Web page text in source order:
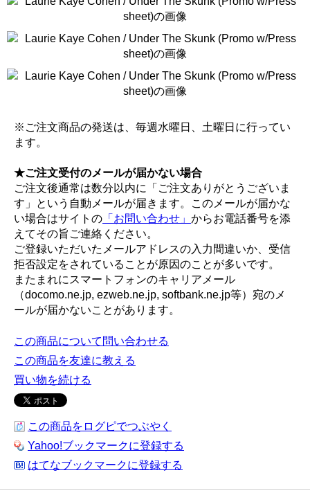
※ご注文商品の発送は、毎週水曜日、土曜日に行ってい
ます。
★ご注文受付のメールが届かない場合
ご注文後通常は数分以内に「ご注文ありがとうございま
す」という自動メールが届きます。このメールが届かな
い場合はサイトの 「お問い合わせ」 からお電話番号を添
えてその旨ご連絡ください。
ご登録いただいたメールアドレスの入力間違いか、受信
拒否設定をされていることが原因のことが多いです。
またまれにスマートフォンのキャリアメール
（docomo.ne.jp, ezweb.ne.jp, softbank.ne.jp等）宛のメ
ールが届かないことがあります。
この商品について問い合わせる
この商品を友達に教える
買い物を続ける
この商品をログピでつぶやく
Yahoo!ブックマークに登録する
はてなブックマークに登録する